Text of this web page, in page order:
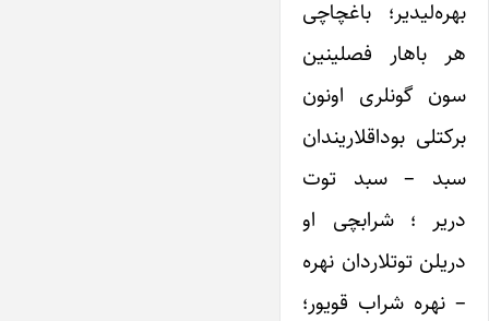
بهره‌لیدیر؛ باغچاچی
هر باهار فصلینین
سون گونلری اونون
برکتلی بوداقلاریندان
سبد – سبد توت
دریر ؛ شرابچی او
دریلن توتلاردان نهره
– نهره شراب قویور؛